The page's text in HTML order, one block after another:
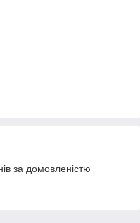
за домовленістю